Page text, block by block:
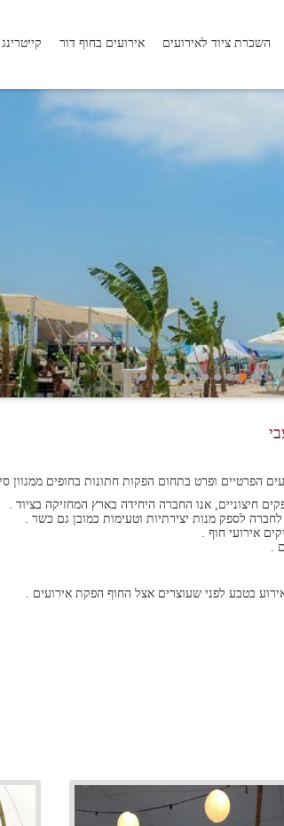
•
•
•
•
•
•
•
•
•
•
הפרטיים ופרט בתחום הפקות חתונות בחופים ממגוון
חיצוניים, אנו החברה היחידה בארץ המחזיקה בציוד .
לספק מנות יצירתיות וטעימות כמובן גם כשר .
אירועי חוף .
.
בטבע לפני שעוצרים אצל החוף הפקת אירועים .
השכרת ציוד לאירועים אירועים בחוף דור